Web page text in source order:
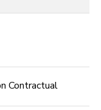
Contractual